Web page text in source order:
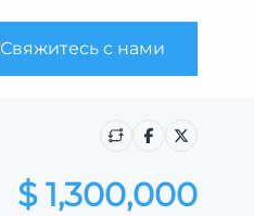
Свяжитесь с нами
$ 1,300,000